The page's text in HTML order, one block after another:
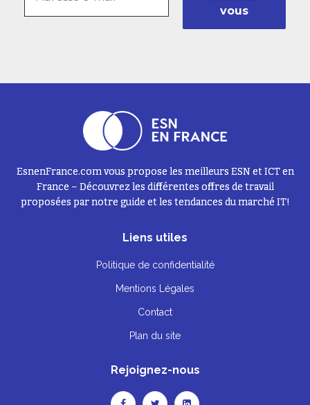
EsnenFrance.com vous propose les meilleurs ESN et ICT en
France – Découvrez les différentes offres de travail
proposées par notre guide et les tendances du marché IT!
Liens utiles
Politique de confidentialité
Mentions Légales
Contact
Plan du site
Rejoignez-nous